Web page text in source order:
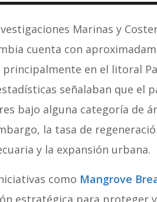
Marinas y
cuenta con
en el litoral
señalaban que el
bajo alguna categoría de
la tasa de
y la expansión urbana.
como Mangrove
estratégica para proteger